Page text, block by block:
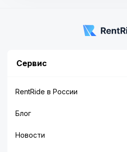
Сервис
RentRide в России
Блог
Новости